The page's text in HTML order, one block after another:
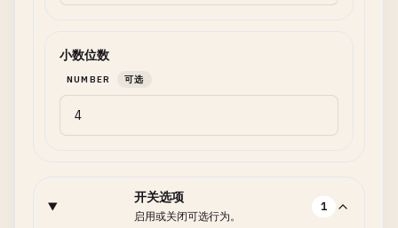
小数位数
NUMBER 可选
开关选项
启用或关闭可选行为。
1